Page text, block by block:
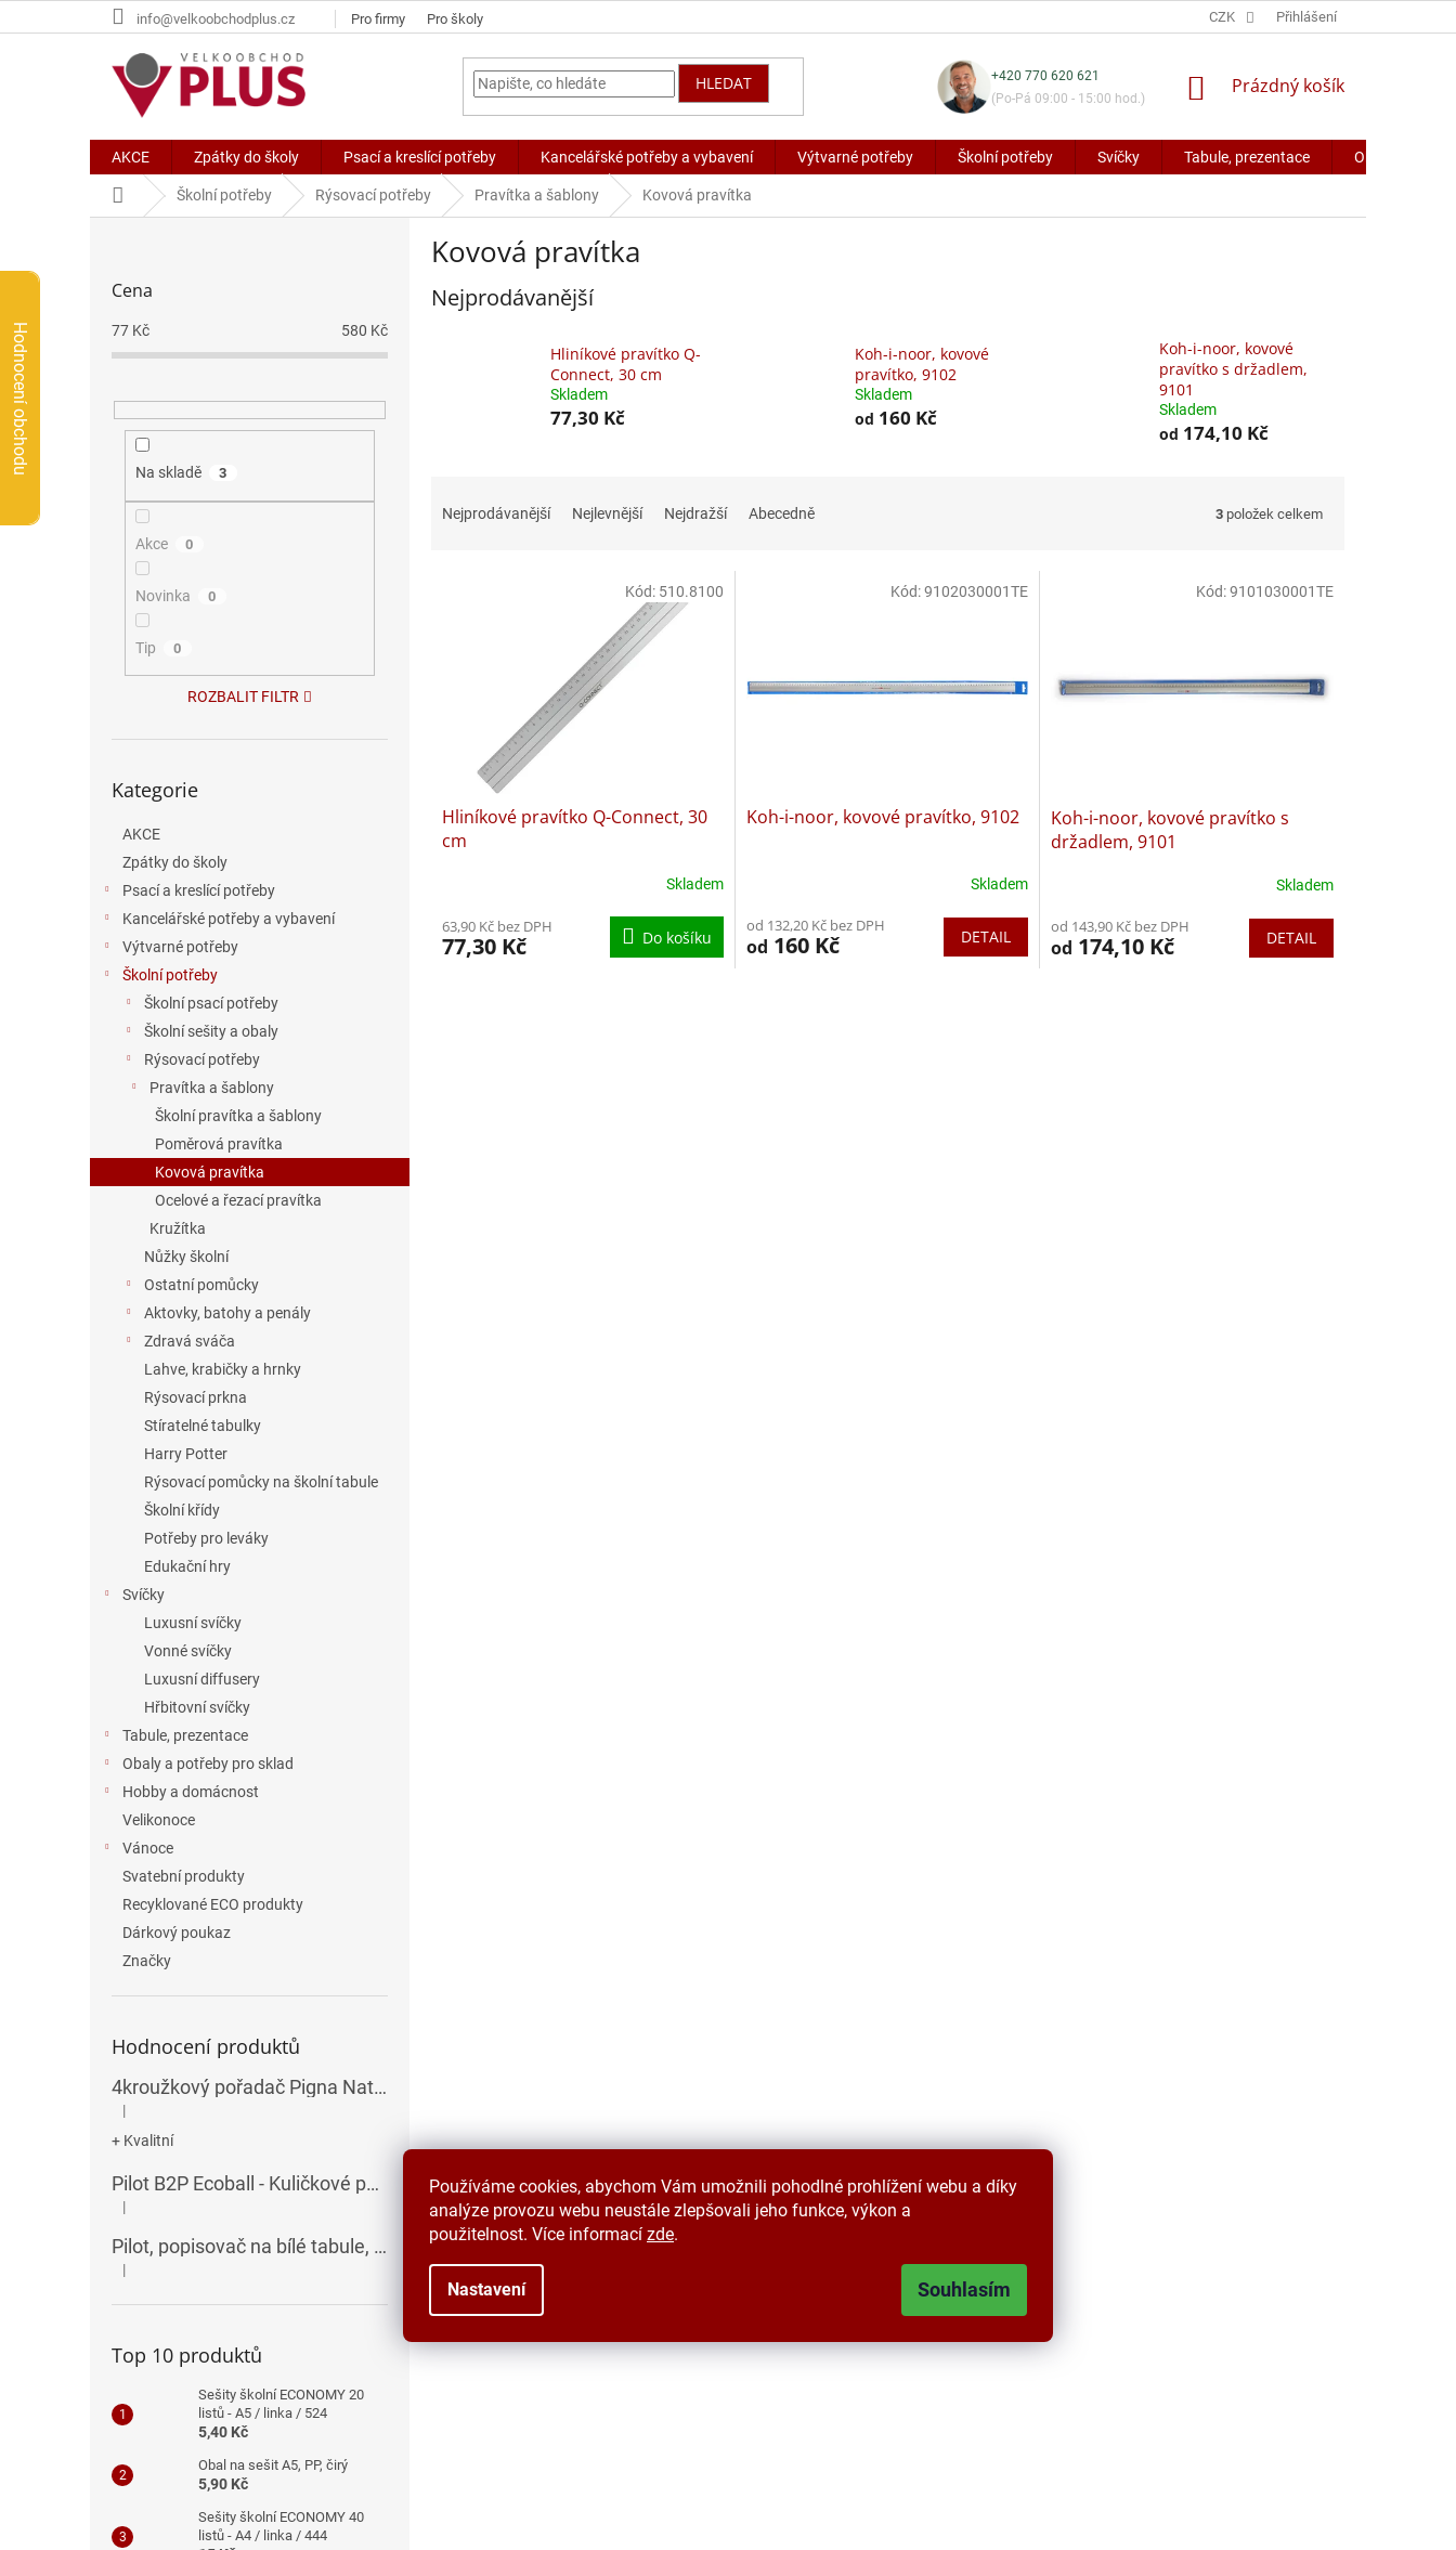
Používáme cookies, abychom Vám umožnili pohodlné prohlížení webu a díky
analýze provozu webu neustále zlepšovali jeho funkce, výkon a
použitelnost. Více informací zde.
Nastavení Souhlasím
na
info@velkoobchodplus.cz Pro firmy Pro školy CZK Přihlášení
HLEDAT
+420 770 620 621
(Po-Pá 09:00 - 15:00 hod.)
NÁKUPNÍ
Prázdný košík
AKCE Zpátky do školy Psací a kreslící potřeby Kancelářské potřeby a vybavení Výtvarné potřeby Školní potřeby Svíčky Tabule, prezentace Obaly a
Domů Školní potřeby Rýsovací potřeby Pravítka a šablony Kovová pravítka
Cena
77 Kč 580 Kč
Na skladě 3
Akce 0
Novinka 0
Tip 0
ROZBALIT FILTR
kategorie
Kategorie
AKCE
Zpátky do školy
Psací a kreslící potřeby
Kancelářské potřeby a vybavení
Výtvarné potřeby
Školní potřeby
Školní psací potřeby
Školní sešity a obaly
Rýsovací potřeby
Pravítka a šablony
Školní pravítka a šablony
Poměrová pravítka
Kovová pravítka
Ocelové a řezací pravítka
Kružítka
Nůžky školní
Ostatní pomůcky
Aktovky, batohy a penály
Zdravá sváča
Lahve, krabičky a hrnky
Rýsovací prkna
Stíratelné tabulky
Harry Potter
Rýsovací pomůcky na školní tabule
Školní křídy
Potřeby pro leváky
Edukační hry
Svíčky
Luxusní svíčky
Vonné svíčky
Luxusní diffusery
Hřbitovní svíčky
Tabule, prezentace
Obaly a potřeby pro sklad
Hobby a domácnost
Velikonoce
Vánoce
Svatební produkty
Recyklované ECO produkty
Dárkový poukaz
Značky
Hodnocení produktů
4kroužkový pořadač Pigna Nature Flowers - A4, 35 mm, mix motivů
Hodnocení produktu je 5 z 5 hvězdiček.
|
+ Kvalitní
Pilot B2P Ecoball - Kuličkové pero
Hodnocení produktu je 5 z 5 hvězdiček.
|
Pilot, popisovač na bílé tabule, seříznutý hrot, V-Board Master Chisel
Hodnocení produktu je 5 z 5 hvězdiček.
|
Top 10 produktů
Sešity školní ECONOMY 20
listů - A5 / linka / 524
5,40 Kč
Obal na sešit A5, PP, čirý
5,90 Kč
Sešity školní ECONOMY 40
listů - A4 / linka / 444
Kovová pravítka
Nejprodávanější
Hliníkové pravítko Q-
Connect, 30 cm
Skladem
77,30 Kč
Koh-i-noor, kovové
pravítko, 9102
Skladem
od 160 Kč
Koh-i-noor, kovové
pravítko s držadlem,
9101
Skladem
od 174,10 Kč
Nejprodávanější Nejlevnější Nejdražší Abecedně 3 položek celkem
Hliníkové pravítko Q-Connect, 30
cm
Skladem
63,90 Kč bez DPH
77,30 Kč Do košíku
Kód: 510.8100
Koh-i-noor, kovové pravítko, 9102
Skladem
od 132,20 Kč bez DPH
od 160 Kč DETAIL
Kód:9102030001TE
Koh-i-noor, kovové pravítko s
držadlem, 9101
Skladem
od 143,90 Kč bez DPH
od 174,10 Kč DETAIL
Kód:9101030001TE
Hodnocení obchodu